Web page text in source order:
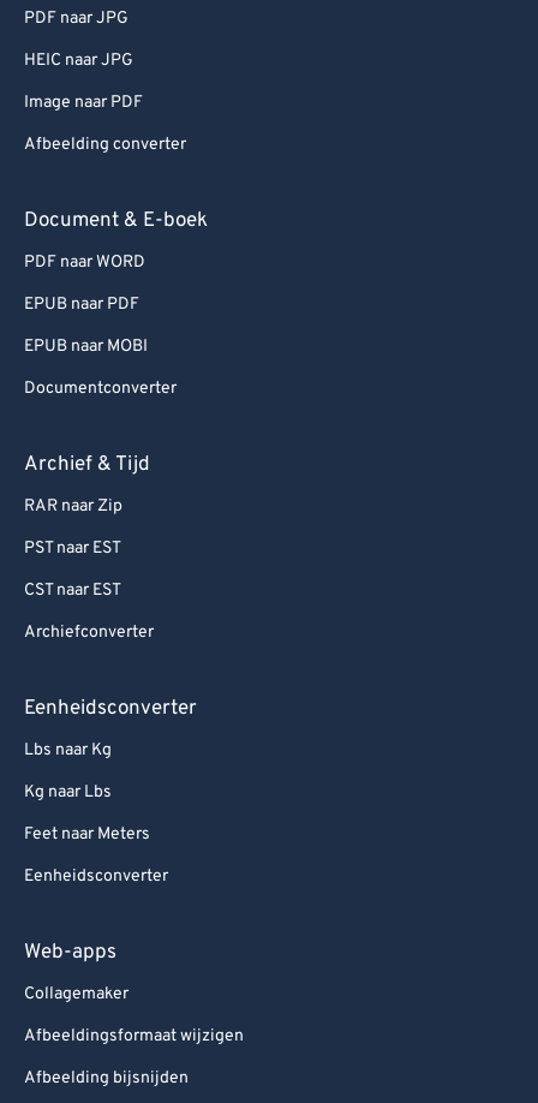
PDF naar JPG
HEIC naar JPG
Image naar PDF
Afbeelding converter
Document & E-boek
PDF naar WORD
EPUB naar PDF
EPUB naar MOBI
Documentconverter
Archief & Tijd
RAR naar Zip
PST naar EST
CST naar EST
Archiefconverter
Eenheidsconverter
Lbs naar Kg
Kg naar Lbs
Feet naar Meters
Eenheidsconverter
Web-apps
Collagemaker
Afbeeldingsformaat wijzigen
Afbeelding bijsnijden